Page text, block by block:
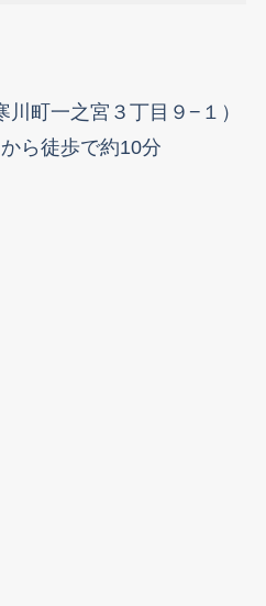
町一之宮３丁目９−１）
ら徒歩で約10分